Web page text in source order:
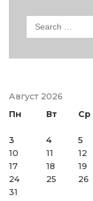
Search
Август 2026
Пн
Вт Ср
3
4 5
10
11 12
17
18 19
24
25 26
31